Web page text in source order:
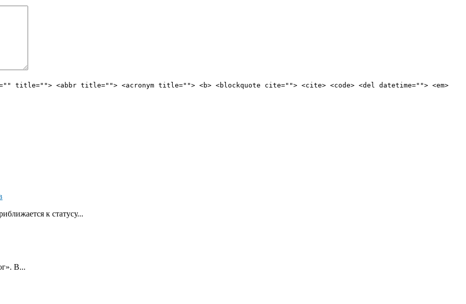
title=""> <abbr title=""> <acronym title=""> <b> <blockquote cite=""> <cite> <code> <del datetime=""> <em>
к статусу...
В...